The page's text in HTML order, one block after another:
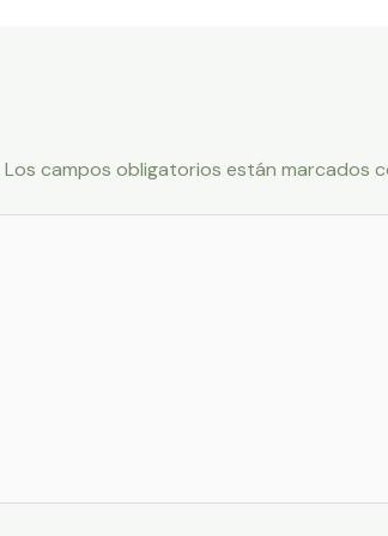
Los campos obligatorios están marcados